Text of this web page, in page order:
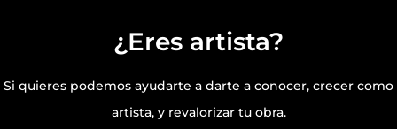
¿Eres artista?
Si quieres podemos ayudarte a darte a conocer, crecer como
artista, y revalorizar tu obra.